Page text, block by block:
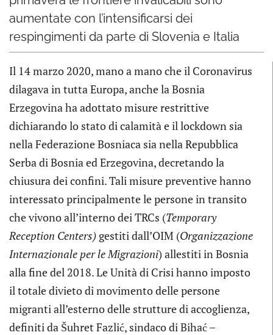
aumentate con l’intensificarsi dei
respingimenti da parte di Slovenia e Italia
Il 14 marzo 2020, mano a mano che il Coronavirus
dilagava in tutta Europa, anche la Bosnia
Erzegovina ha adottato misure restrittive
dichiarando lo stato di calamità e il lockdown sia
nella Federazione Bosniaca sia nella Repubblica
Serba di Bosnia ed Erzegovina, decretando la
chiusura dei confini. Tali misure preventive hanno
interessato principalmente le persone in transito
che vivono all’interno dei TRCs (Temporary
Reception Centers) gestiti dall’OIM (Organizzazione
Internazionale per le Migrazioni) allestiti in Bosnia
alla fine del 2018. Le Unità di Crisi hanno imposto
il totale divieto di movimento delle persone
migranti all’esterno delle strutture di accoglienza,
definiti da Šuhret Fazlić, sindaco di Bihać –